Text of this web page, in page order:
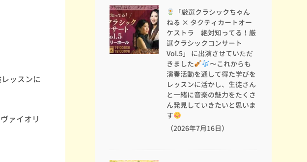
ッスンに
ァイオリ
「厳選クラシックちゃん
ねる × タクティカートオー
ケストラ 絶対知ってる！厳
選クラシックコンサート
Vol.5」 に出演させていただ
きました
〜これからも
演奏活動を通して得た学びを
レッスンに活かし、生徒さん
と一緒に音楽の魅力をたくさ
ん発見していきたいと思いま
す
（2026年7月16日）